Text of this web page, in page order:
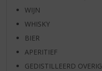
WIJN
WHISKY
BIER
APERITIEF
GEDISTILLEERD OVERIG